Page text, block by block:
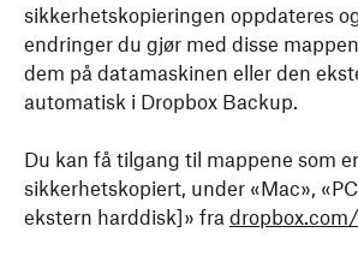
sikkerhetskopieringen oppdateres
endringer du gjør med disse
dem på datamaskinen eller den
automatisk i Dropbox Backup.
Du kan få tilgang til mappene som er
sikkerhetskopiert, under «Mac»,
ekstern harddisk]» fra